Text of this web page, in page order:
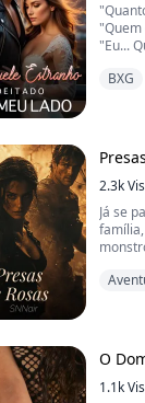
"Quem
"Eu...
BXG
2.3k
Já se
Ela
abaixo
O
1.1k